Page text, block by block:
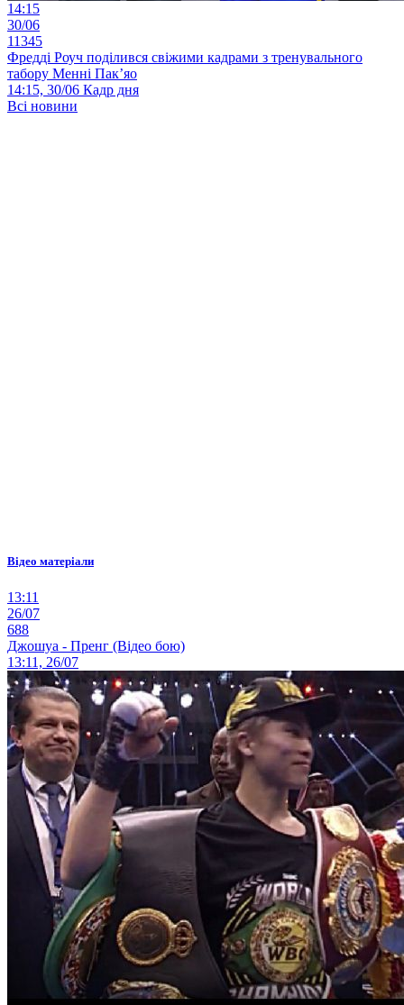
14:15
30/06
11345
Фредді Роуч поділився свіжими кадрами з тренувального
табору Менні Пак’яо
14:15, 30/06 Кадр дня
Всі новини
Відео матеріали
13:11
26/07
688
Джошуа - Пренг (Відео бою)
13:11, 26/07